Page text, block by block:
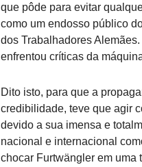
que pôde para evitar
como um endosso público
dos Trabalhadores Alemães.
enfrentou críticas da
Dito isto, para que a
credibilidade, teve que agir
devido a sua imensa e
nacional e internacional
chocar Furtwängler em uma